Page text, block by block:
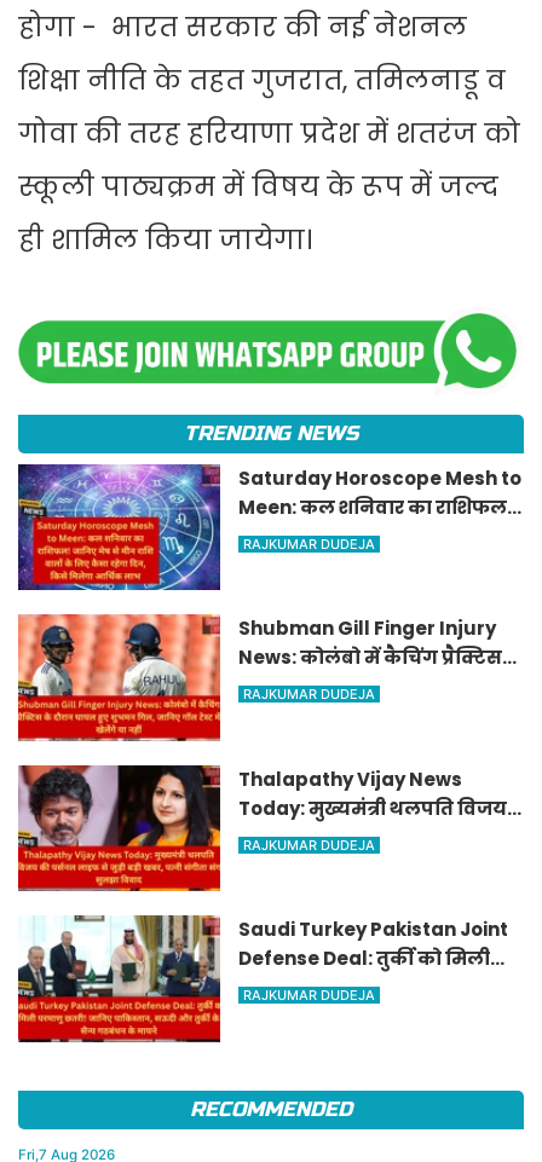
होगा - भारत सरकार की नई नेशनल
शिक्षा नीति के तहत गुजरात, तमिलनाडू व
गोवा की तरह हरियाणा प्रदेश में शतरंज को
स्कूली पाठ्यक्रम में विषय के रूप में जल्द
ही शामिल किया जायेगा।
TRENDING NEWS
Saturday Horoscope Mesh to
Meen: कल शनिवार का राशिफल!
जानिए मेष से मीन राशि वालों के
RAJKUMAR DUDEJA
Shubman Gill Finger Injury
News: कोलंबो में कैचिंग प्रैक्टिस
के दौरान घायल हुए शुभमन गिल,
RAJKUMAR DUDEJA
Thalapathy Vijay News
Today: मुख्यमंत्री थलपति विजय
की पर्सनल लाइफ से जुड़ी बड़ी खबर,
RAJKUMAR DUDEJA
Saudi Turkey Pakistan Joint
Defense Deal: तुर्की को मिली
परमाणु छतरी! जानिए पाकिस्तान,
RAJKUMAR DUDEJA
RECOMMENDED
Fri,7 Aug 2026